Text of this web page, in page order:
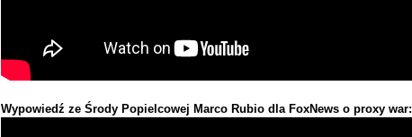
Wypowiedź ze Środy Popielcowej Marco Rubio dla FoxNews o proxy war: